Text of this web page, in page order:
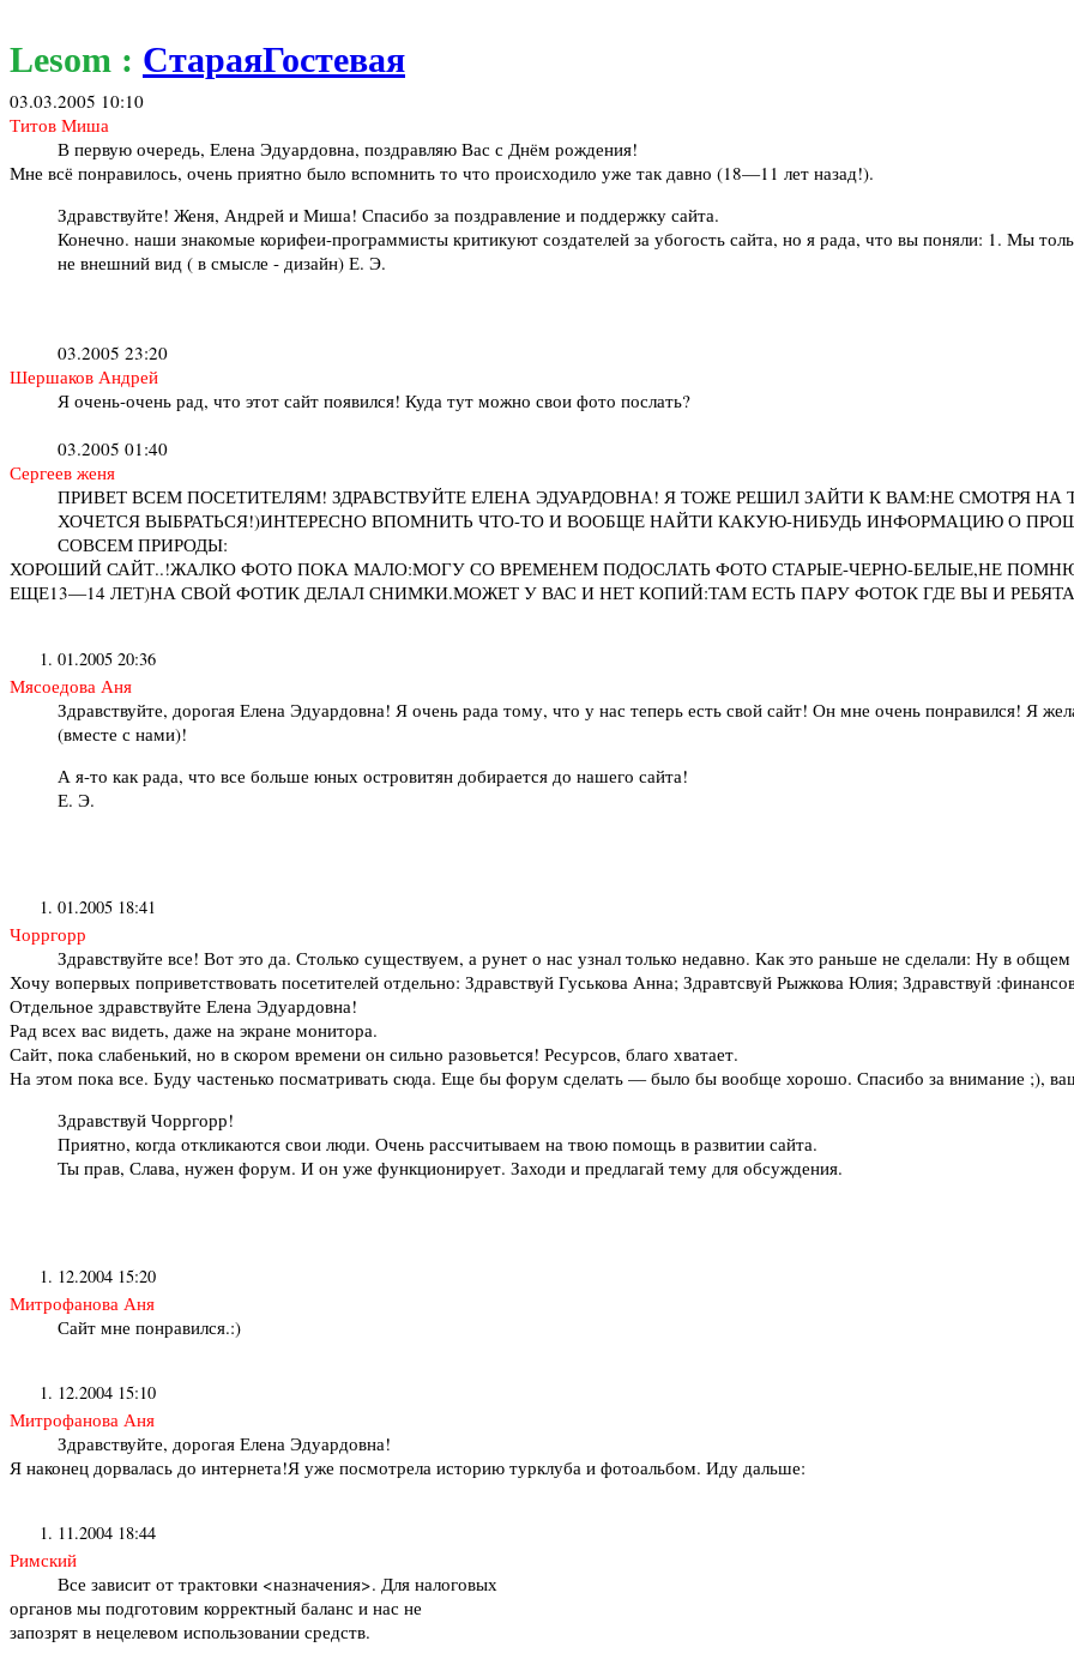
Lesom : СтараяГостевая
03.03.2005 10:10
Титов Миша
В первую очередь, Елена Эдуардовна, поздравляю Вас с Днём рождения!
Мне всё понравилось, очень приятно было вспомнить то что происходило уже так давно (18—11 лет назад!).
Здравствуйте! Женя, Андрей и Миша! Спасибо за поздравление и поддержку сайта.
Конечно. наши знакомые корифеи-программисты критикуют создателей за убогость сайта, но я рада, что вы поняли: 1. Мы
не внешний вид ( в смысле - дизайн) Е. Э.
03.2005 23:20
Шершаков Андрей
Я очень-очень рад, что этот сайт появился! Куда тут можно свои фото послать?
03.2005 01:40
Сергеев женя
ПРИВЕТ ВСЕМ ПОСЕТИТЕЛЯМ! ЗДРАВСТВУЙТЕ ЕЛЕНА ЭДУАРДОВНА! Я ТОЖЕ РЕШИЛ ЗАЙТИ К ВАМ:НЕ СМОТРЯ
ХОЧЕТСЯ ВЫБРАТЬСЯ!)ИНТЕРЕСНО ВПОМНИТЬ ЧТО-ТО И ВООБЩЕ НАЙТИ КАКУЮ-НИБУДЬ ИНФОРМАЦИЮ О
СОВСЕМ ПРИРОДЫ:
ХОРОШИЙ САЙТ..!ЖАЛКО ФОТО ПОКА МАЛО:МОГУ СО ВРЕМЕНЕМ ПОДОСЛАТЬ ФОТО СТАРЫЕ-ЧЕРНО-БЕЛЫЕ,НЕ
ЕЩЕ13—14 ЛЕТ)НА СВОЙ ФОТИК ДЕЛАЛ СНИМКИ.МОЖЕТ У ВАС И НЕТ КОПИЙ:ТАМ ЕСТЬ ПАРУ ФОТОК ГДЕ ВЫ И
01.2005 20:36
Мясоедова Аня
Здравствуйте, дорогая Елена Эдуардовна! Я очень рада тому, что у нас теперь есть свой сайт! Он мне очень понравился! Я
(вместе с нами)!
А я-то как рада, что все больше юных островитян добирается до нашего сайта!
Е. Э.
01.2005 18:41
Чорргорр
Здравствуйте все! Вот это да. Столько существуем, а рунет о нас узнал только недавно. Как это раньше не сделали: Ну в
Хочу вопервых поприветствовать посетителей отдельно: Здравствуй Гуськова Анна; Здравтсвуй Рыжкова Юлия; Здравствуй
Отдельное здравствуйте Елена Эдуардовна!
Рад всех вас видеть, даже на экране монитора.
Сайт, пока слабенький, но в скором времени он сильно разовьется! Ресурсов, благо хватает.
На этом пока все. Буду частенько посматривать сюда. Еще бы форум сделать — было бы вообще хорошо. Спасибо за внимание ;),
Здравствуй Чорргорр!
Приятно, когда откликаются свои люди. Очень рассчитываем на твою помощь в развитии сайта.
Ты прав, Слава, нужен форум. И он уже функционирует. Заходи и предлагай тему для обсуждения.
12.2004 15:20
Митрофанова Аня
Сайт мне понравился.:)
12.2004 15:10
Митрофанова Аня
Здравствуйте, дорогая Елена Эдуардовна!
Я наконец дорвалась до интернета!Я уже посмотрела историю турклуба и фотоальбом. Иду дальше:
11.2004 18:44
Римский
Все зависит от трактовки <назначения>. Для налоговых
органов мы подготовим корректный баланс и нас не
запозрят в нецелевом использовании средств.